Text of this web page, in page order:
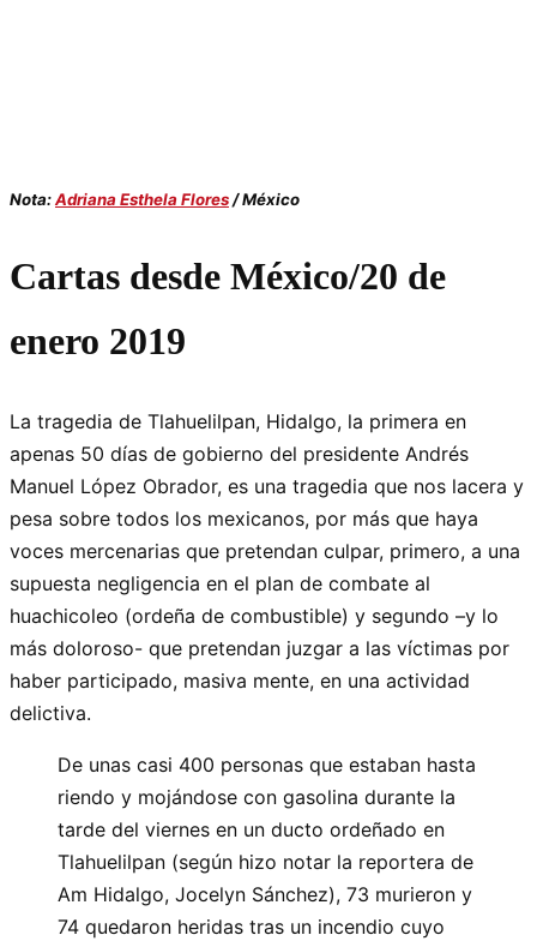
Nota:Adriana Esthela Flores/ México
Cartas desde México/20 de
enero 2019
La tragedia de Tlahuelilpan, Hidalgo, la primera en
apenas 50 días de gobierno del presidente Andrés
Manuel López Obrador, es una tragedia que nos lacera y
pesa sobre todos los mexicanos, por más que haya
voces mercenarias que pretendan culpar, primero, a una
supuesta negligencia en el plan de combate al
huachicoleo (ordeña de combustible) y segundo –y lo
más doloroso- que pretendan juzgar a las víctimas por
haber participado, masiva mente, en una actividad
delictiva.
De unas casi 400 personas que estaban hasta
riendo y mojándose con gasolina durante la
tarde del viernes en un ducto ordeñado en
Tlahuelilpan (según hizo notar la reportera de
Am Hidalgo, Jocelyn Sánchez), 73 murieron y
74 quedaron heridas tras un incendio cuyo